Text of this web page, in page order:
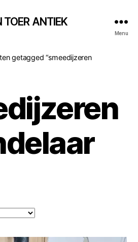
TOER ANTIEK
Menu
getagged “smeedijzeren